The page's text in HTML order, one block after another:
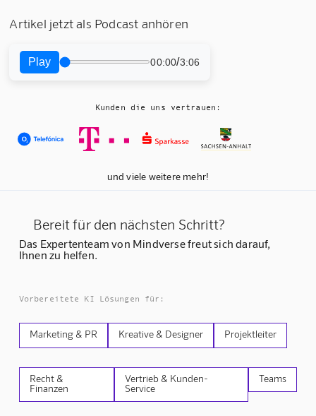
Artikel jetzt als Podcast anhören
Play 00:00/3:06
Kunden die uns vertrauen:
und viele weitere mehr!
Bereit für den nächsten Schritt?
Das Expertenteam von Mindverse freut sich darauf,
Ihnen zu helfen.
Vorbereitete KI Lösungen für:
Marketing & PR Kreative & Designer Projektleiter
Recht &
Finanzen
Vertrieb & Kunden-
Service
Teams